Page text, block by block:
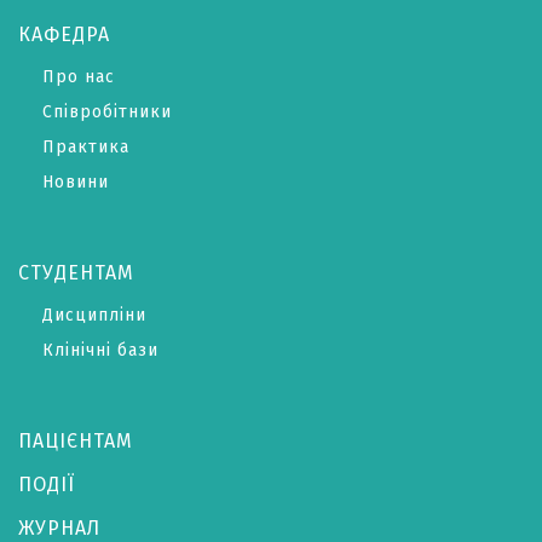
КАФЕДРА
Про нас
Співробітники
Практика
Новини
СТУДЕНТАМ
Дисципліни
Клінічні бази
ПАЦІЄНТАМ
ПОДІЇ
ЖУРНАЛ